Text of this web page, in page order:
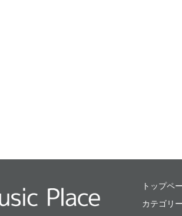
ミュージックプレ
トップペ
カテゴリ